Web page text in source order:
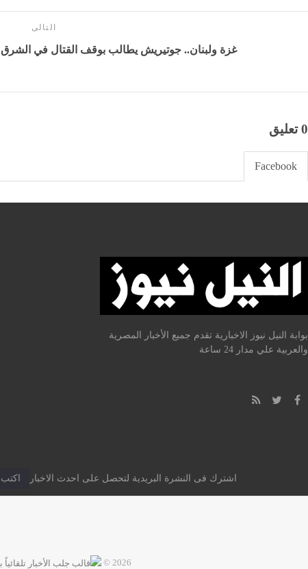
التالى
غزة ولبنان.. جوتيريش يطالب بوقف القتال في الشرق
0 تعليق
Facebook
بوابة النيل نيوز الاخبارية تقدم جميع الأخبار المصرية
والعربية علي مدار 24 ساعة
اشترك فى النشرة البريدية لتحصل على احدث الاخبار
2026 ©